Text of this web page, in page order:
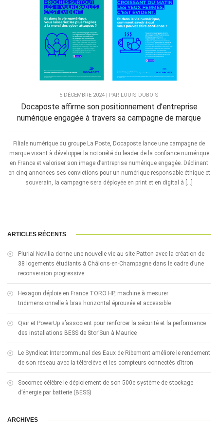
5 DÉCEMBRE 2024 | PAR LOUIS DUBOIS
Docaposte affirme son positionnement d’entreprise
numérique engagée à travers sa campagne de marque
Filiale numérique du groupe La Poste, Docaposte lance une campagne de
marque visant à développer la notoriété du leader de la confiance numérique
en France et valoriser son image d’entreprise numérique engagée. Déclinant
en cinq annonces ses convictions pour un numérique responsable éthique et
souverain, la campagne sera déployée en print et en digital à […]
ARTICLES RÉCENTS
Plurial Novilia donne une nouvelle vie au site Patton avec la création de
38 logements étudiants à Châlons-en-Champagne dans le cadre d’une
reconversion progressive
Hexagon déploie en France TORO HP, machine à mesurer
tridimensionnelle à bras horizontal éprouvée et accessible
Qair et PowerUp s’associent pour renforcer la sécurité et la performance
des installations BESS de Stor’Sun à Maurice
Le Syndicat Intercommunal des Eaux de Ribemont améliore le rendement
de son réseau avec la télérelève et les compteurs connectés d’Itron
Socomec célèbre le déploiement de son 500e système de stockage
d’énergie par batterie (BESS)
ARCHIVES